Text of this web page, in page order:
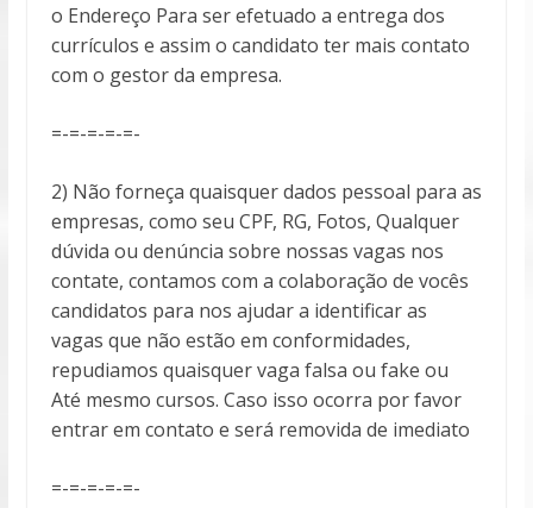
o Endereço Para ser efetuado a entrega dos
currículos e assim o candidato ter mais contato
com o gestor da empresa.
=-=-=-=-=-
2) Não forneça quaisquer dados pessoal para as
empresas, como seu CPF, RG, Fotos, Qualquer
dúvida ou denúncia sobre nossas vagas nos
contate, contamos com a colaboração de vocês
candidatos para nos ajudar a identificar as
vagas que não estão em conformidades,
repudiamos quaisquer vaga falsa ou fake ou
Até mesmo cursos. Caso isso ocorra por favor
entrar em contato e será removida de imediato
=-=-=-=-=-